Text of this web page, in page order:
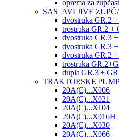
oprema za
SASTAVLJIVE
dvostruka GR.2
trostruka GR.2 +
dvostruka GR.3
dvostruka GR.3
dvostruka GR.2
trostruka
dupla GR.3 +
TRAKTORSKE
20A(C)...X006
20A(C)...X021
20A(C)...X104
20A(C)...X016H
20A(C)...X030
20A(C)...X066